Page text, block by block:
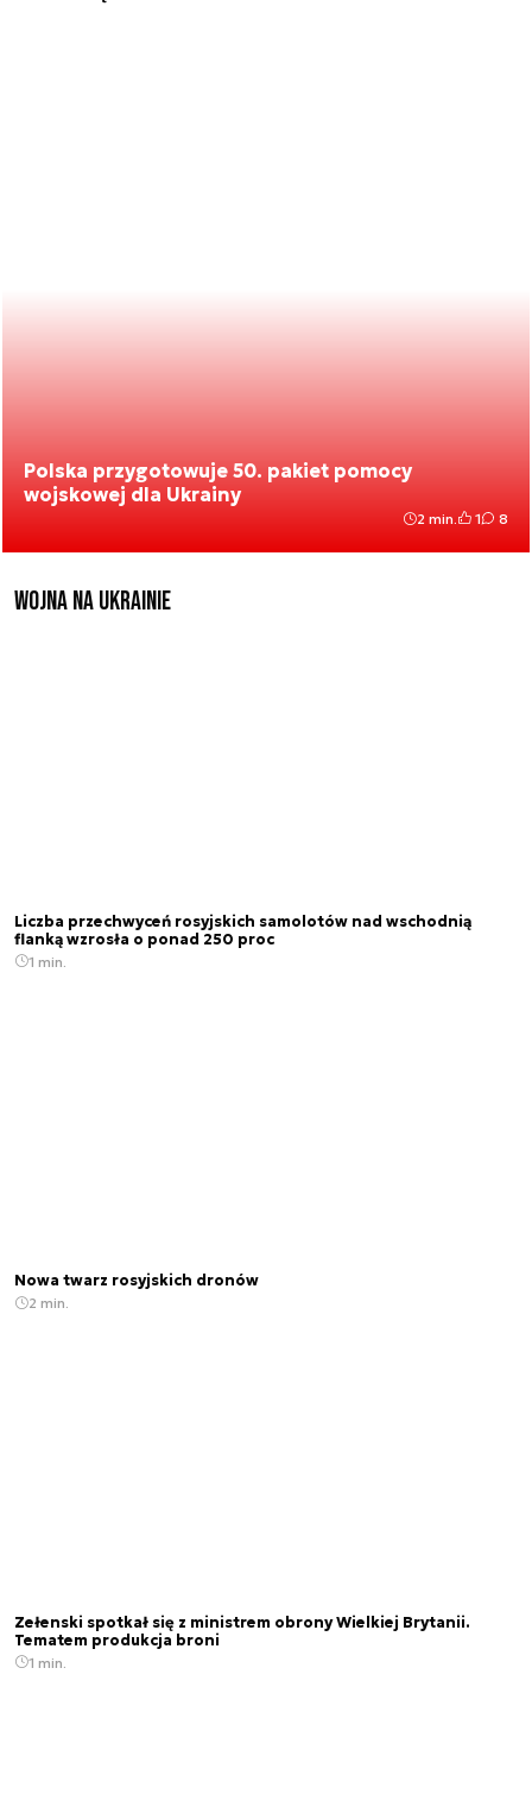
Polska przygotowuje 50. pakiet pomocy
wojskowej dla Ukrainy
2 min. 1 8
Wojna na Ukrainie
Liczba przechwyceń rosyjskich samolotów nad wschodnią
flanką wzrosła o ponad 250 proc
1 min.
Nowa twarz rosyjskich dronów
2 min.
Zełenski spotkał się z ministrem obrony Wielkiej Brytanii.
Tematem produkcja broni
1 min.